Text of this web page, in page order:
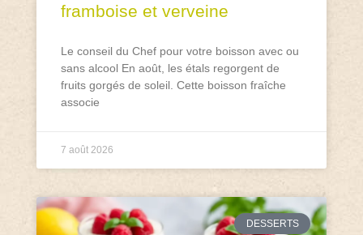
framboise et verveine
Le conseil du Chef pour votre boisson avec ou
sans alcool En août, les étals regorgent de
fruits gorgés de soleil. Cette boisson fraîche
associe
7 août 2026
DESSERTS